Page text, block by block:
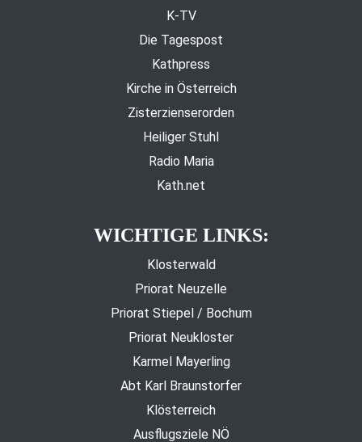
K-TV
Die Tagespost
Kathpress
Kirche in Österreich
Zisterzienserorden
Heiliger Stuhl
Radio Maria
Kath.net
WICHTIGE LINKS:
Klosterwald
Priorat Neuzelle
Priorat Stiepel / Bochum
Priorat Neukloster
Karmel Mayerling
Abt Karl Braunstorfer
Klösterreich
Ausflugsziele NÖ